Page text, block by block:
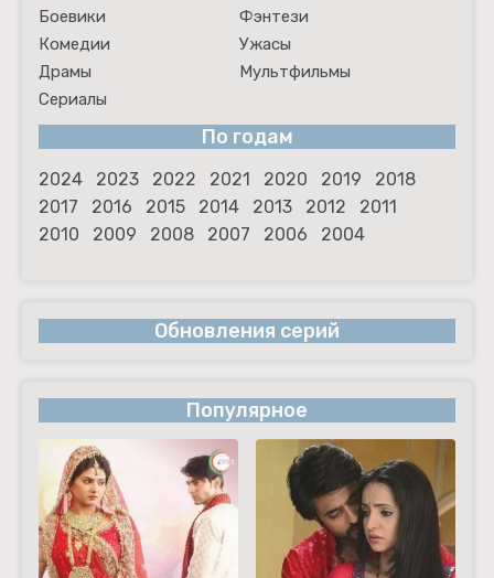
Боевики
Фэнтези
Комедии
Ужасы
Драмы
Мультфильмы
Сериалы
По годам
2024 2023 2022 2021 2020 2019
2018
2017
2016 2015 2014 2013 2012
2011
2010
2009 2008 2007 2006 2004
Обновления серий
Популярное